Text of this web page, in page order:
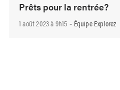
Prêts pour la rentrée?
1 août 2023 à 9h15 - Équipe Explorez